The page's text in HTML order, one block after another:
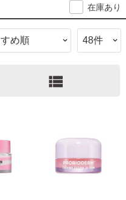
在庫あり
view_list